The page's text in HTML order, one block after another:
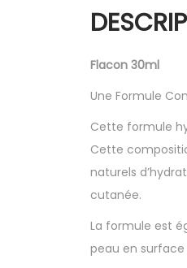
Flacon 30ml
Une Formule
Cette formule
Cette
naturels
cutanée.
La formule est
peau en